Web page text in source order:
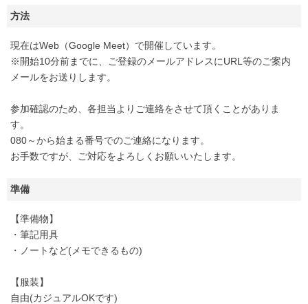
方法
現在はWeb（Google Meet）で開催しています。
※開始10分前までに、ご登録のメールアドレスにURL等のご案内
メールをお送りします。
参加確認のため、各担当よりご連絡をさせて頂くことがありま
す。
080～から始まる番号でのご連絡になります。
お手数ですが、ご対応をよろしくお願いいたします。
準備
【準備物】
・筆記用具
・ノートなど(メモできるもの)
【服装】
自由(カジュアルOKです)